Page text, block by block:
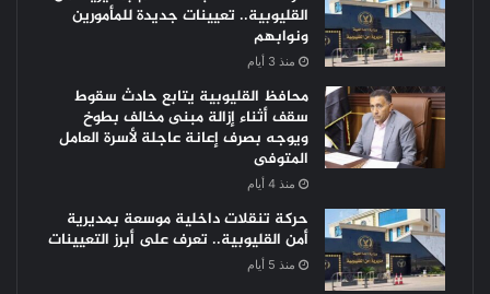
القليوبية.. تعيينات جديدة للمأمورين
ونوابهم
منذ 3 أيام
محافظ القليوبية يتابع حادث سقوط
سقف أثناء إزالة مبنى مخالف بطوخ
ويوجه بصرف إعانة عاجلة لأسرة العامل
المتوفى
منذ 4 أيام
حركة تنقلات داخلية موسعة بمديرية
أمن القليوبية.. تعرف على أبرز التعيينات
منذ 5 أيام